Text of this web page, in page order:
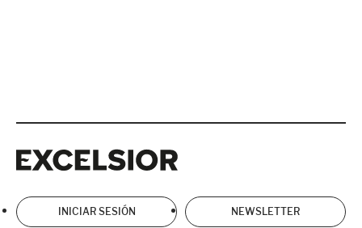
INICIAR SESIÓN NEWSLETTER